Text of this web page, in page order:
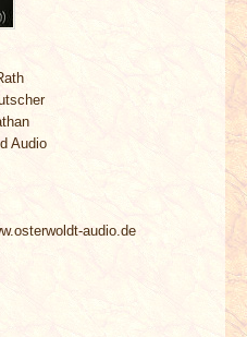
Audio
audio.de